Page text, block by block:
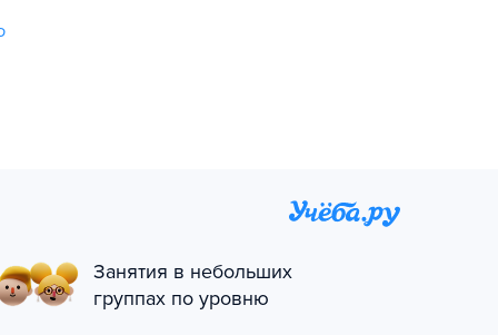
Занятия в небольших
группах по уровню